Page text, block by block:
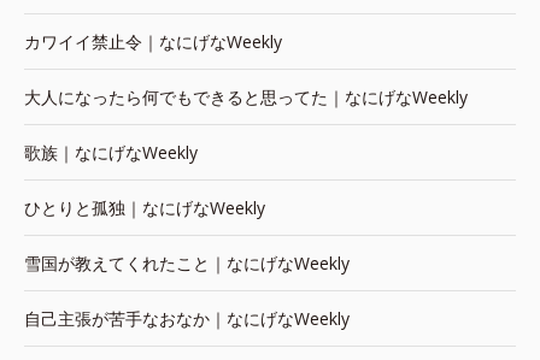
カワイイ禁止令｜なにげなWeekly
大人になったら何でもできると思ってた｜なにげなWeekly
歌族｜なにげなWeekly
ひとりと孤独｜なにげなWeekly
雪国が教えてくれたこと｜なにげなWeekly
自己主張が苦手なおなか｜なにげなWeekly